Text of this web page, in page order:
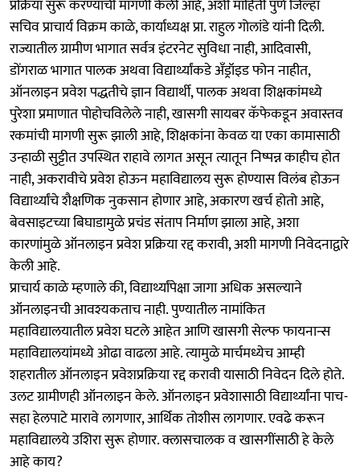
प्रक्रिया सुरू करण्याची मागणी केली आहे, अशी माहिती पुणे जिल्हा
सचिव प्राचार्य विक्रम काळे, कार्याध्यक्ष प्रा. राहुल गोलांडे यांनी दिली.
राज्यातील ग्रामीण भागात सर्वत्र इंटरनेट सुविधा नाही, आदिवासी,
डोंगराळ भागात पालक अथवा विद्यार्थ्यांकडे अँड्रॉइड फोन नाहीत,
ऑनलाइन प्रवेश पद्धतीचे ज्ञान विद्यार्थी, पालक अथवा शिक्षकांमध्ये
पुरेशा प्रमाणात पोहोचविलेले नाही, खासगी सायबर कॅफेकडून अवास्तव
रकमांची मागणी सुरू झाली आहे, शिक्षकांना केवळ या एका कामासाठी
उन्हाळी सुट्टीत उपस्थित राहावे लागत असून त्यातून निष्पन्न काहीच होत
नाही, अकरावीचे प्रवेश होऊन महाविद्यालय सुरू होण्यास विलंब होऊन
विद्यार्थ्यांचे शैक्षणिक नुकसान होणार आहे, अकारण खर्च होतो आहे,
बेवसाइटच्या बिघाडामुळे प्रचंड संताप निर्माण झाला आहे, अशा
कारणांमुळे ऑनलाइन प्रवेश प्रक्रिया रद्द करावी, अशी मागणी निवेदनाद्वारे
केली आहे.
प्राचार्य काळे म्हणाले की, विद्यार्थ्यांपेक्षा जागा अधिक असल्याने
ऑनलाइनची आवश्यकताच नाही. पुण्यातील नामांकित
महाविद्यालयातील प्रवेश घटले आहेत आणि खासगी सेल्फ फायनान्स
महाविद्यालयांमध्ये ओढा वाढला आहे. त्यामुळे मार्चमध्येच आम्ही
शहरातील ऑनलाइन प्रवेशप्रक्रिया रद्द करावी यासाठी निवेदन दिले होते.
उलट ग्रामीणही ऑनलाइन केले. ऑनलाइन प्रवेशासाठी विद्यार्थ्यांना पाच-
सहा हेलपाटे मारावे लागणार, आर्थिक तोशीस लागणार. एवढे करून
महाविद्यालये उशिरा सुरू होणार. क्लासचालक व खासगींसाठी हे केले
आहे काय?